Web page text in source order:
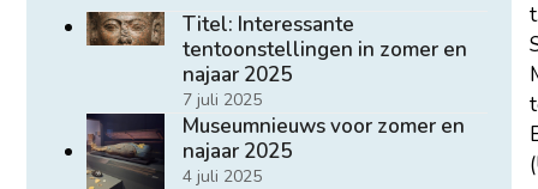
Titel: Interessante
tentoonstellingen in zomer en
najaar 2025
7 juli 2025
Museumnieuws voor zomer en
najaar 2025
4 juli 2025